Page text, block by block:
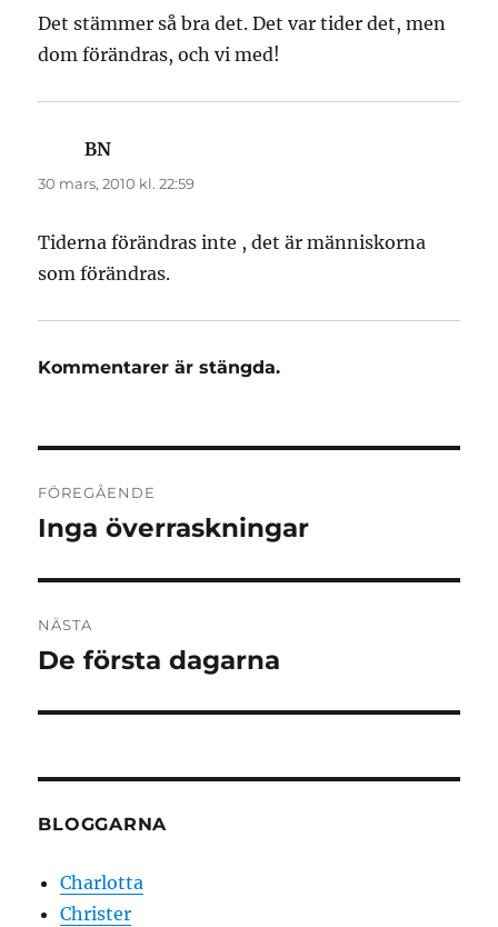
Det stämmer så bra det. Det var tider det, men
dom förändras, och vi med!
BN
30 mars, 2010 kl. 22:59
Tiderna förändras inte , det är människorna
som förändras.
Kommentarer är stängda.
FÖREGÅENDE
Föregående
Inga överraskningar
NÄSTA
Nästa
De första dagarna
BLOGGARNA
Charlotta
Christer